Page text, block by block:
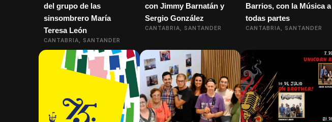
del grupo de las
sinsombrero María
Teresa León
CANTABRIA, SANTANDER
con Jimmy Barnatán y
Sergio González
CANTABRIA, SANTANDER
Barrios, con la Música a
todas partes
CANTABRIA, SANTANDER